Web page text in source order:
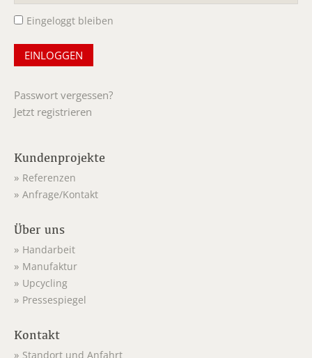
Eingeloggt bleiben
Passwort vergessen?
Jetzt registrieren
Kundenprojekte
Referenzen
Anfrage/Kontakt
Über uns
Handarbeit
Manufaktur
Upcycling
Pressespiegel
Kontakt
Standort und Anfahrt